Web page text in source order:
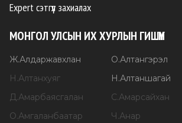
Expert сэтгүүл захиалах
МОНГОЛ УЛСЫН ИХ ХУРЛЫН ГИШҮҮН
Ж.Алдаржавхлан О.Алтангэрэл
Н.Алтанхуяг Н.Алтаншагай
Д.Амарбаясгалан С.Амарсайхан
О.Амгаланбаатар Ч.Анар